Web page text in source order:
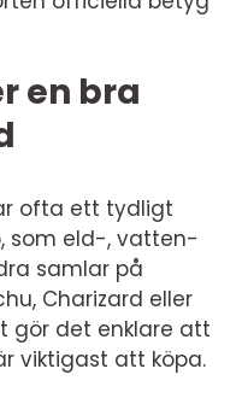
en bra
ofta ett tydligt
som eld-, vatten-
samlar på
Charizard eller
gör det enklare att
viktigast att köpa.